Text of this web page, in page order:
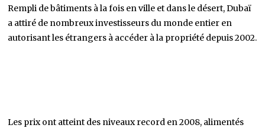
Rempli de bâtiments à la fois en ville et dans le désert, Dubaï
a attiré de nombreux investisseurs du monde entier en
autorisant les étrangers à accéder à la propriété depuis 2002.
Les prix ont atteint des niveaux record en 2008, alimentés